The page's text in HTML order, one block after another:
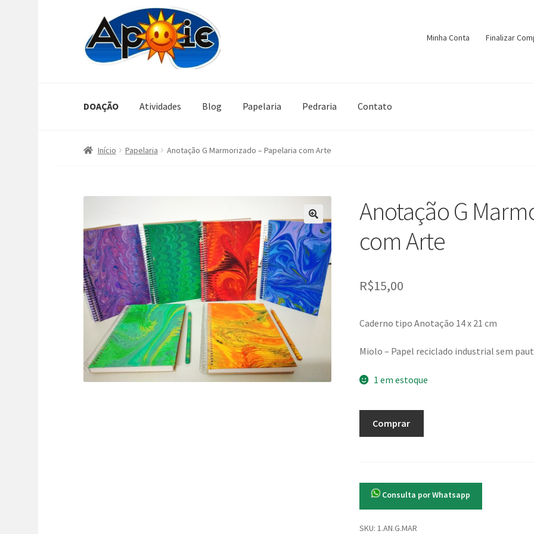
Pular
para
navegação
Pular
para
o
conteúdo
Minha Conta Finalizar
DOAÇÃO Atividades Blog Papelaria Pedraria Contato
Início Papelaria Anotação G Marmorizado – Papelaria com Arte
🔍
Anotação G
com Arte
R$15,00
Caderno tipo Anotação 14 x 21 cm
Miolo – Papel reciclado industrial sem
1 em estoque
com
Comprar
Consulta por Whatsapp
SKU: 1.AN.G.MAR